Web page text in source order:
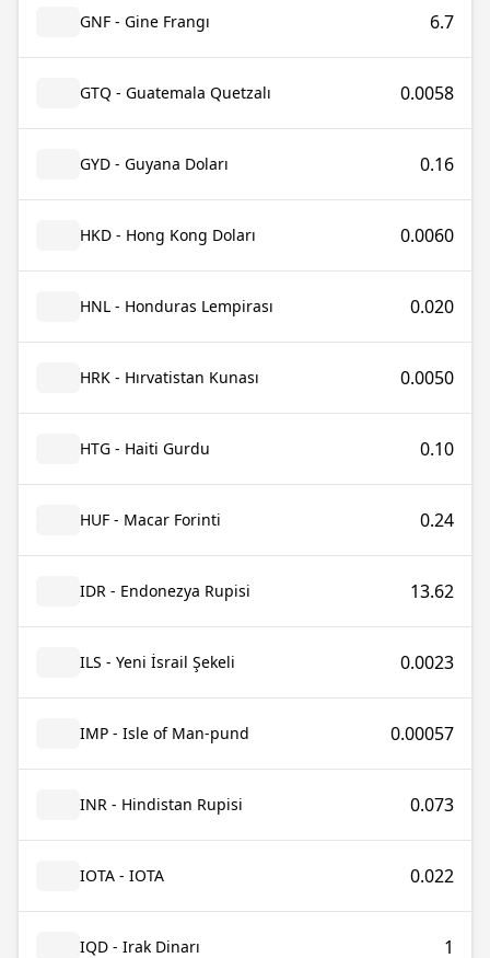
GNF - Gine Frangı 6.7
GTQ - Guatemala Quetzalı 0.0058
GYD - Guyana Doları 0.16
HKD - Hong Kong Doları 0.0060
HNL - Honduras Lempirası 0.020
HRK - Hırvatistan Kunası 0.0050
HTG - Haiti Gurdu 0.10
HUF - Macar Forinti 0.24
IDR - Endonezya Rupisi 13.62
ILS - Yeni İsrail Şekeli 0.0023
IMP - Isle of Man-pund 0.00057
INR - Hindistan Rupisi 0.073
IOTA - IOTA 0.022
IQD - Irak Dinarı 1